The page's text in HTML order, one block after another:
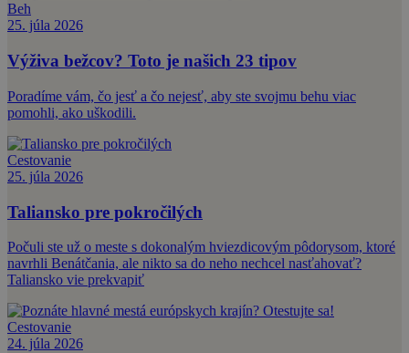
Beh
25. júla 2026
Výživa bežcov? Toto je našich 23 tipov
Poradíme vám, čo jesť a čo nejesť, aby ste svojmu behu viac
pomohli, ako uškodili.
Cestovanie
25. júla 2026
Taliansko pre pokročilých
Počuli ste už o meste s dokonalým hviezdicovým pôdorysom, ktoré
navrhli Benátčania, ale nikto sa do neho nechcel nasťahovať?
Taliansko vie prekvapiť
Cestovanie
24. júla 2026